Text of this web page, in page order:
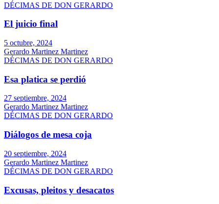
DÉCIMAS DE DON GERARDO
El juicio final
5 octubre, 2024
Gerardo Martinez Martinez
DÉCIMAS DE DON GERARDO
Esa platica se perdió
27 septiembre, 2024
Gerardo Martinez Martinez
DÉCIMAS DE DON GERARDO
Diálogos de mesa coja
20 septiembre, 2024
Gerardo Martinez Martinez
DÉCIMAS DE DON GERARDO
Excusas, pleitos y desacatos